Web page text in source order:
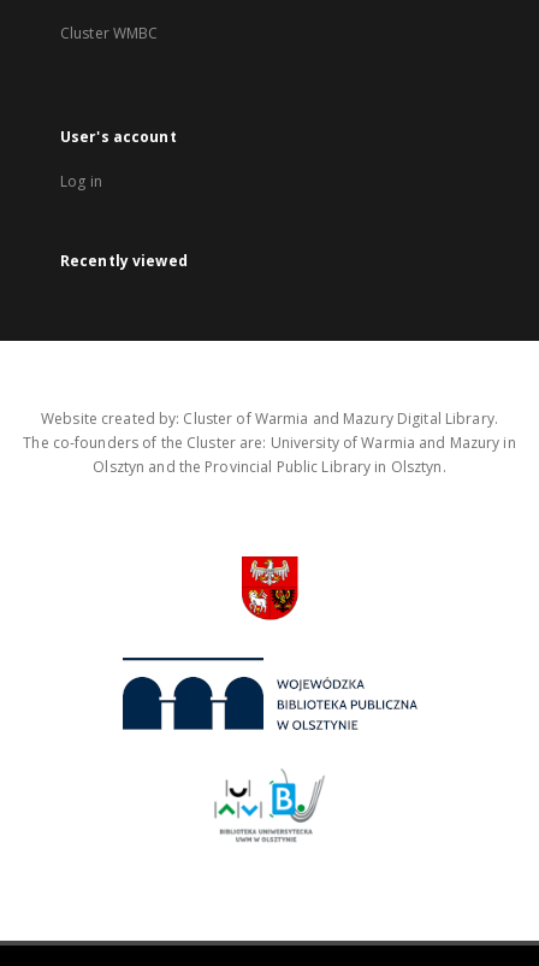
Cluster WMBC
User's account
Log in
Recently viewed
Website created by: Cluster of Warmia and Mazury Digital Library.
The co-founders of the Cluster are: University of Warmia and Mazury in
Olsztyn and the Provincial Public Library in Olsztyn.